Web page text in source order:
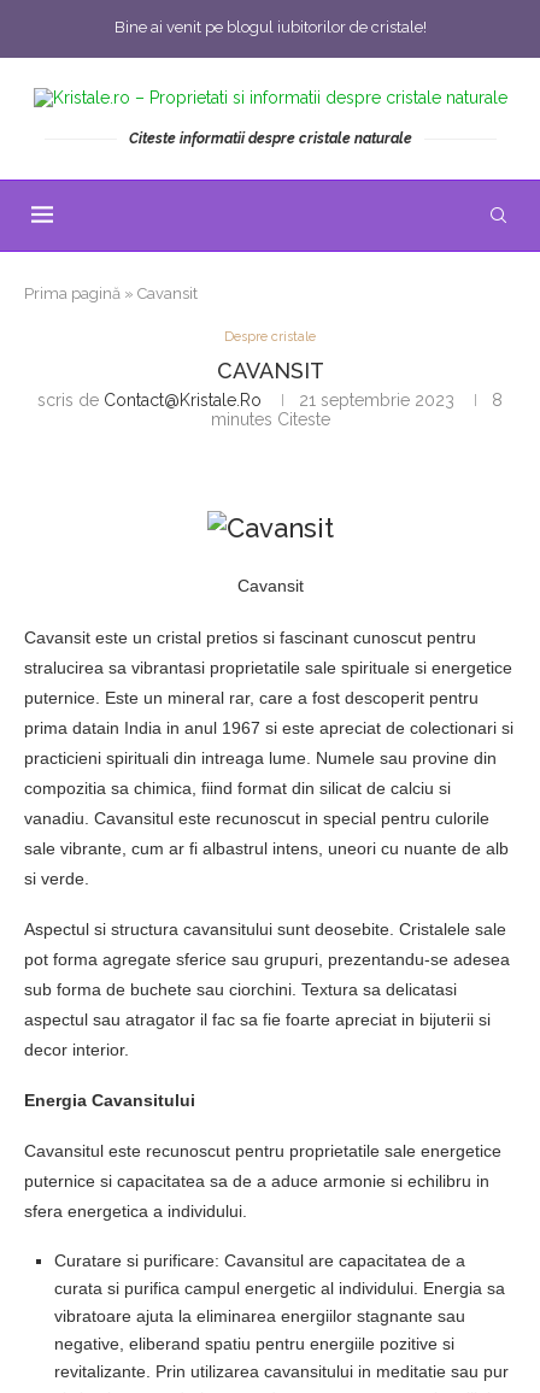
Bine ai venit pe blogul iubitorilor de cristale!
Citeste informatii despre cristale naturale
Prima pagină » Cavansit
Despre cristale
CAVANSIT
scris de Contact@kristale.ro 21 septembrie 2023
8
minutes Citeste
Cavansit
Cavansit este un cristal pretios si fascinant cunoscut pentru
stralucirea sa vibrantasi proprietatile sale spirituale si energetice
puternice. Este un mineral rar, care a fost descoperit pentru
prima datain India in anul 1967 si este apreciat de colectionari si
practicieni spirituali din intreaga lume. Numele sau provine din
compozitia sa chimica, fiind format din silicat de calciu si
vanadiu. Cavansitul este recunoscut in special pentru culorile
sale vibrante, cum ar fi albastrul intens, uneori cu nuante de alb
si verde.
Aspectul si structura cavansitului sunt deosebite. Cristalele sale
pot forma agregate sferice sau grupuri, prezentandu-se adesea
sub forma de buchete sau ciorchini. Textura sa delicatasi
aspectul sau atragator il fac sa fie foarte apreciat in bijuterii si
decor interior.
Energia Cavansitului
Cavansitul este recunoscut pentru proprietatile sale energetice
puternice si capacitatea sa de a aduce armonie si echilibru in
sfera energetica a individului.
Curatare si purificare: Cavansitul are capacitatea de a
curata si purifica campul energetic al individului. Energia sa
vibratoare ajuta la eliminarea energiilor stagnante sau
negative, eliberand spatiu pentru energiile pozitive si
revitalizante. Prin utilizarea cavansitului in meditatie sau pur